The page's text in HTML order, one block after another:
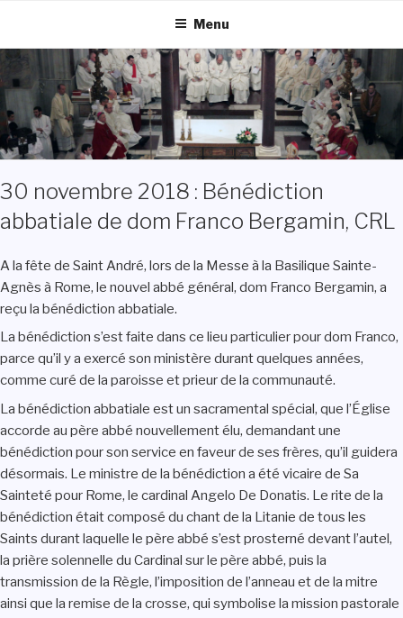
contenu
principal
Menu
30 novembre 2018 : Bénédiction
abbatiale de dom Franco Bergamin, CRL
A la fête de Saint André, lors de la Messe à la Basilique Sainte-
Agnès à Rome, le nouvel abbé général, dom Franco Bergamin, a
reçu la bénédiction abbatiale.
La bénédiction s’est faite dans ce lieu particulier pour dom Franco,
parce qu’il y a exercé son ministère durant quelques années,
comme curé de la paroisse et prieur de la communauté.
La bénédiction abbatiale est un sacramental spécial, que l’Église
accorde au père abbé nouvellement élu, demandant une
bénédiction pour son service en faveur de ses frères, qu’il guidera
désormais. Le ministre de la bénédiction a été vicaire de Sa
Sainteté pour Rome, le cardinal Angelo De Donatis. Le rite de la
bénédiction était composé du chant de la Litanie de tous les
Saints durant laquelle le père abbé s’est prosterné devant l’autel,
la prière solennelle du Cardinal sur le père abbé, puis la
transmission de la Règle, l’imposition de l’anneau et de la mitre
ainsi que la remise de la crosse, qui symbolise la mission pastorale